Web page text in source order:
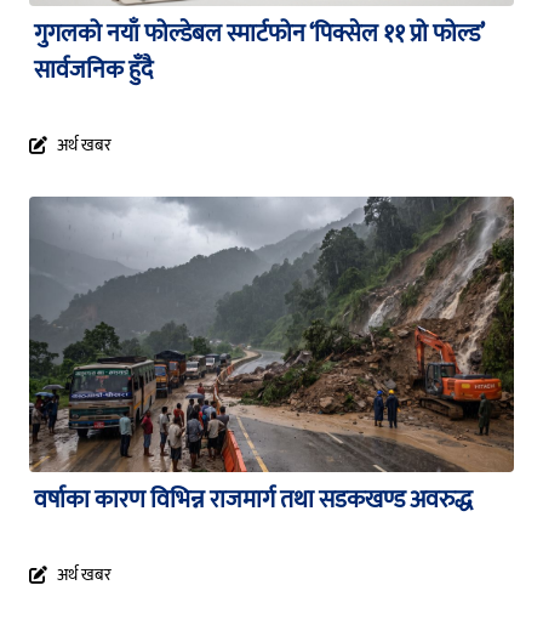
गुगलको नयाँ फोल्डेबल स्मार्टफोन ‘पिक्सेल ११ प्रो फोल्ड’
सार्वजनिक हुँदै
अर्थ खबर
वर्षाका कारण विभिन्न राजमार्ग तथा सडकखण्ड अवरुद्ध
अर्थ खबर